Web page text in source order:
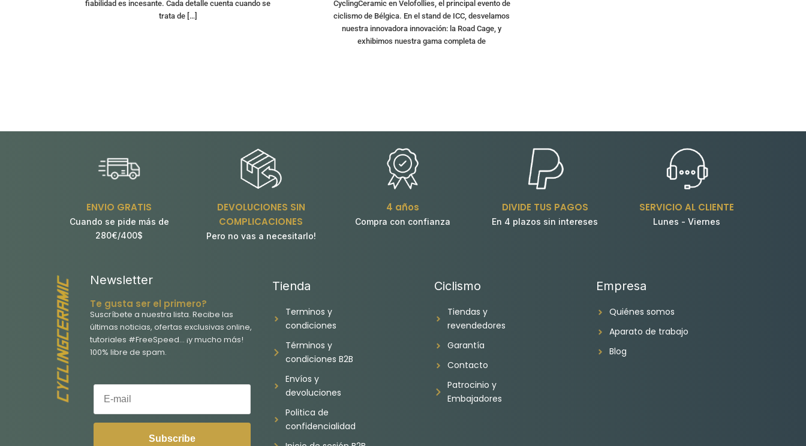
fiabilidad es incesante. Cada detalle cuenta cuando se
trata de […]
CyclingCeramic en Velofollies, el principal evento de
ciclismo de Bélgica. En el stand de ICC, desvelamos
nuestra innovadora innovación: la Road Cage, y
exhibimos nuestra gama completa de
ENVIO GRATIS
Cuando se pide más de
280€/400$
DEVOLUCIONES SIN
COMPLICACIONES
Pero no vas a necesitarlo!
4 años
Compra con confianza
DIVIDE TUS PAGOS
En 4 plazos sin intereses
SERVICIO AL CLIENTE
Lunes - Viernes
Newsletter
Te gusta ser el primero?
Suscríbete a nuestra lista. Recibe las
últimas noticias, ofertas exclusivas online,
tutoriales #FreeSpeed… ¡y mucho más!
100% libre de spam.
E-mail
Subscribe
Tienda
Terminos y
condiciones
Términos y
condiciones B2B
Envíos y
devoluciones
Politica de
confidencialidad
Ciclismo
Tiendas y
revendedores
Garantía
Contacto
Patrocinio y
Embajadores
Empresa
Quiénes somos
Aparato de trabajo
Blog